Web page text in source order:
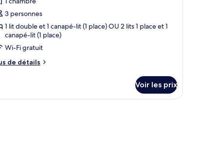
:
3 personnes
1 lit double et 1 canapé-lit (1 place) OU 2 lits 1 place et 1
canapé-lit (1 place)
Wi-Fi gratuit
de détails
Voir les prix
un bureau avec une télévision, une chaise, une fenêtre avec des rideaux